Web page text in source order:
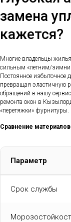
замена
кажется?
Многие владельцы
сильным «летним/
Постоянное избыточное
превращая эластичную
обращений в нашу
ремонта окон в
«перетяжки» фурнитуры.
Сравнение
Параметр
Срок службы